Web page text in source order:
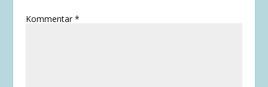
Kommentar*